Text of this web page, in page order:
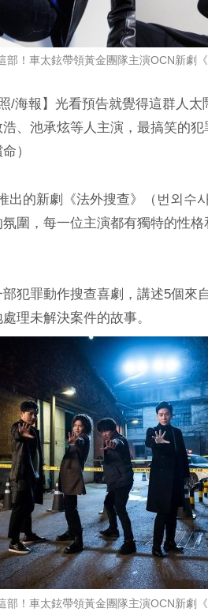
部！車太鉉帶領黃金團隊主演OCN新劇
/海報】光看預告就覺得這群人
、池承炫等人主演，最搞笑的
）
出的新劇《法外搜查》（번외수
氛圍，每一位主演都有獨特的性
部犯罪動作搜查喜劇，講述5個來
理未解決案件的故事。
部！車太鉉帶領黃金團隊主演OCN新劇